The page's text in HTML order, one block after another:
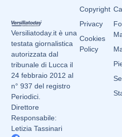
Versiliatoday.it è una
testata giornalistica
autorizzata dal
tribunale di Lucca il
24 febbraio 2012 al
n° 937 del registro
Periodici.
Direttore
Responsabile:
Letizia Tassinari
Copyright
Privacy
Cookies
Policy